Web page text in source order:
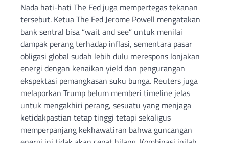
Nada hati-hati The Fed juga mempertegas tekanan
tersebut. Ketua The Fed Jerome Powell mengatakan
bank sentral bisa “wait and see” untuk menilai
dampak perang terhadap inflasi, sementara pasar
obligasi global sudah lebih dulu merespons lonjakan
energi dengan kenaikan yield dan pengurangan
ekspektasi pemangkasan suku bunga. Reuters juga
melaporkan Trump belum memberi timeline jelas
untuk mengakhiri perang, sesuatu yang menjaga
ketidakpastian tetap tinggi tetapi sekaligus
memperpanjang kekhawatiran bahwa guncangan